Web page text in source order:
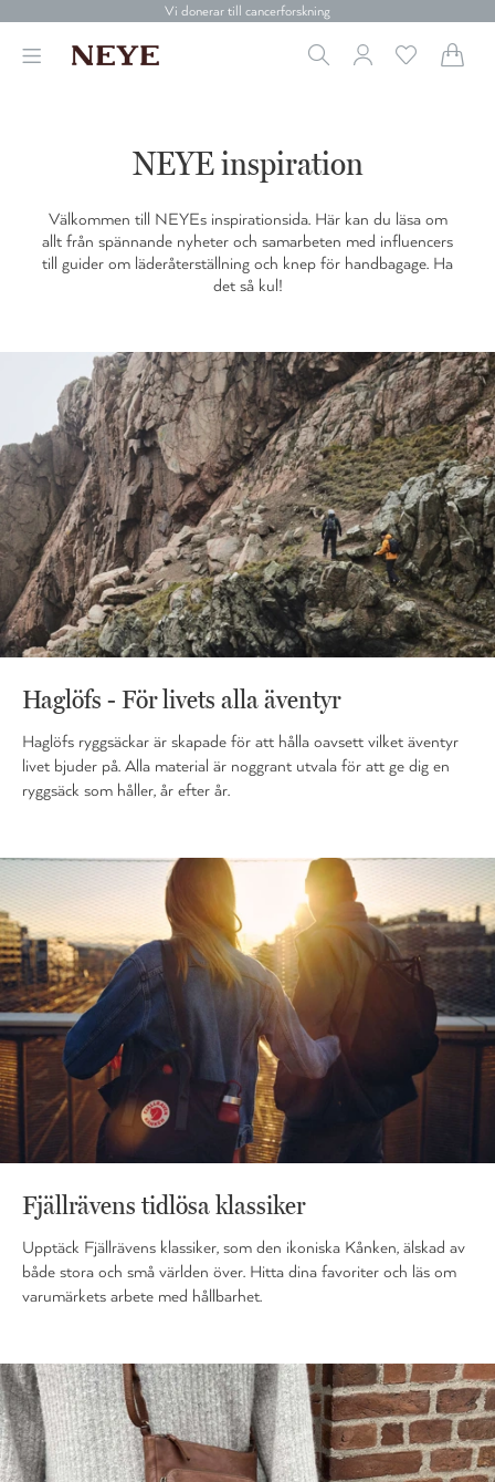
Gratis frakt över 699 kr.
30 dagars retur
NEYE inspiration
Välkommen till NEYEs inspirationsida. Här kan du läsa om
allt från spännande nyheter och samarbeten med influencers
till guider om läderåterställning och knep för handbagage. Ha
det så kul!
Haglöfs - För livets alla äventyr
Haglöfs ryggsäckar är skapade för att hålla oavsett vilket äventyr
livet bjuder på. Alla material är noggrant utvala för att ge dig en
ryggsäck som håller, år efter år.
Fjällrävens tidlösa klassiker
Upptäck Fjällrävens klassiker, som den ikoniska Kånken, älskad av
både stora och små världen över. Hitta dina favoriter och läs om
varumärkets arbete med hållbarhet.